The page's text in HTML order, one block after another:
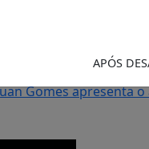
UZIEL BUENO
em agosto: esporte,
Belo, Mumuzinho
Salvador sedia
Gomes apresenta
APÓS